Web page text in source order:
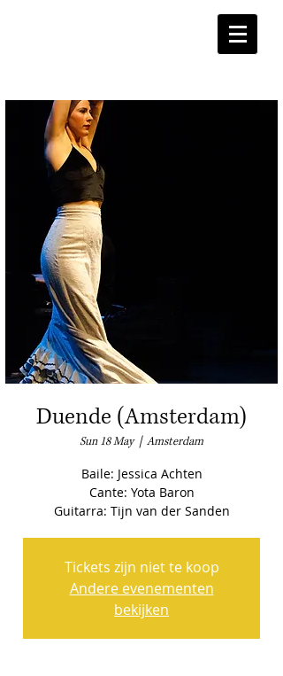
Duende (Amsterdam)
Sun 18 May
  |
Amsterdam
Baile: Jessica Achten
Cante: Yota Baron
Guitarra: Tijn van der Sanden
Tickets zijn niet te koop
Andere evenementen
bekijken